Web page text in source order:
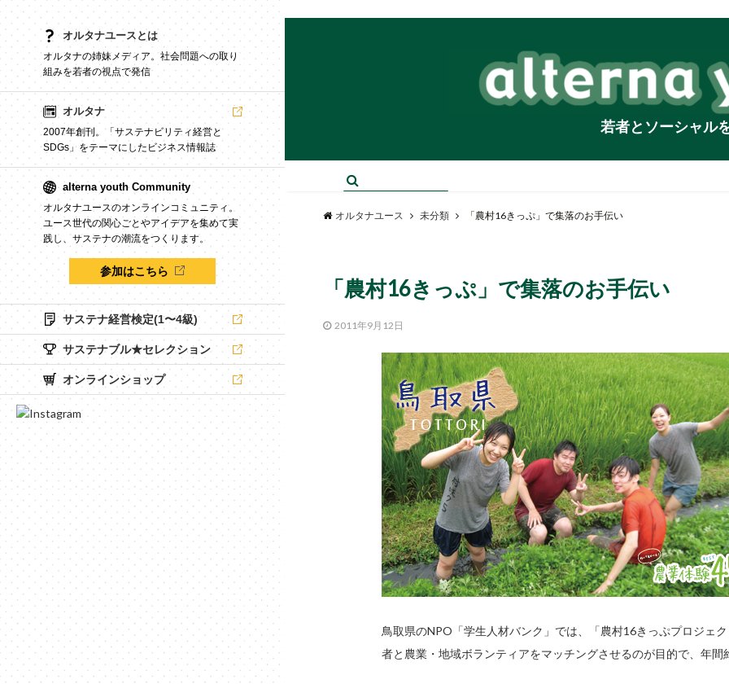
オルタナユースとは
オルタナの姉妹メディア。社会問題への取り
組みを若者の視点で発信
オルタナ
2007年創刊。「サステナビリティ経営と
SDGs」をテーマにしたビジネス情報誌
alterna youth Community
オルタナユースのオンラインコミュニティ。
ユース世代の関心ごとやアイデアを集めて実
践し、サステナの潮流をつくります。
参加はこちら
サステナ経営検定(1〜4級)
サステナブル★セレクション
オンラインショップ
若者とソーシャル
オルタナユース 未分類 「農村16きっぷ」で集落のお手伝い
「農村16きっぷ」で集落のお手伝い
2011年9月12日
鳥取県のNPO「学生人材バンク」では、「農村16きっぷプロジェ
者と農業・地域ボランティアをマッチングさせるのが目的で、年